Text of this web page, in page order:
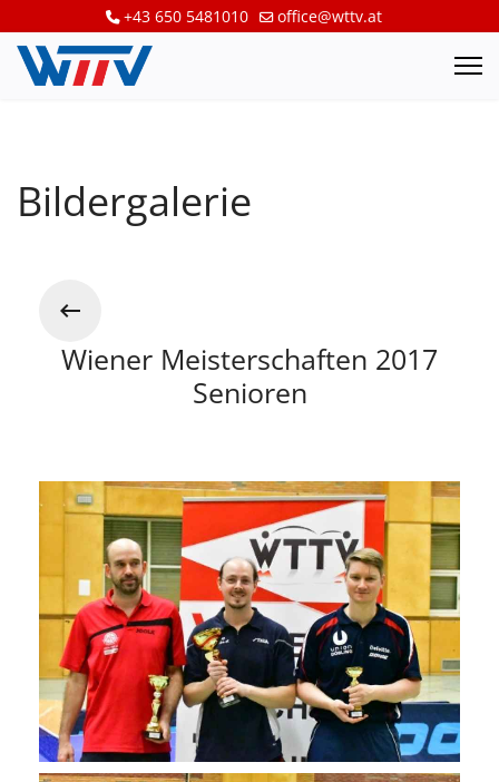
+43 650 5481010 office@wttv.at
Bildergalerie
Wiener Meisterschaften 2017
Senioren